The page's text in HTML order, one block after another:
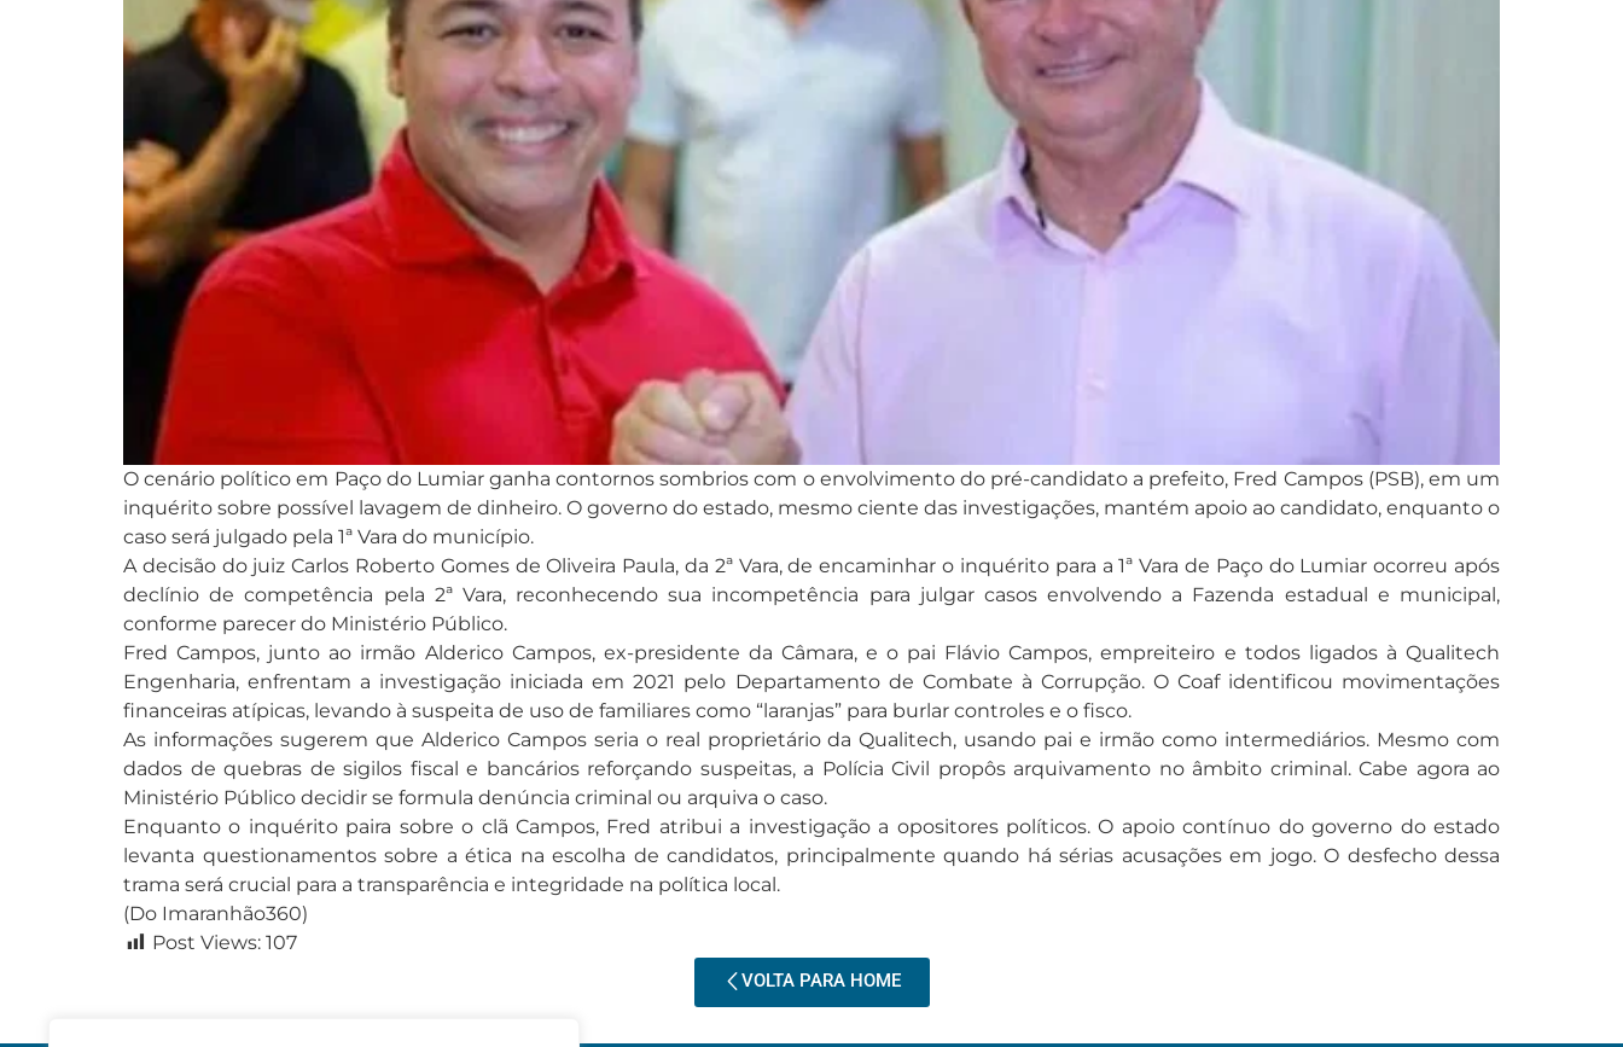
O cenário político em Paço do Lumiar ganha contornos sombrios com o envolvimento do pré-candidato a prefeito, Fred Campos (PSB), em um
inquérito sobre possível lavagem de dinheiro. O governo do estado, mesmo ciente das investigações, mantém apoio ao candidato, enquanto o
caso será julgado pela 1ª Vara do município.
A decisão do juiz Carlos Roberto Gomes de Oliveira Paula, da 2ª Vara, de encaminhar o inquérito para a 1ª Vara de Paço do Lumiar ocorreu após
declínio de competência pela 2ª Vara, reconhecendo sua incompetência para julgar casos envolvendo a Fazenda estadual e municipal,
conforme parecer do Ministério Público.
Fred Campos, junto ao irmão Alderico Campos, ex-presidente da Câmara, e o pai Flávio Campos, empreiteiro e todos ligados à Qualitech
Engenharia, enfrentam a investigação iniciada em 2021 pelo Departamento de Combate à Corrupção. O Coaf identificou movimentações
financeiras atípicas, levando à suspeita de uso de familiares como “laranjas” para burlar controles e o fisco.
As informações sugerem que Alderico Campos seria o real proprietário da Qualitech, usando pai e irmão como intermediários. Mesmo com
dados de quebras de sigilos fiscal e bancários reforçando suspeitas, a Polícia Civil propôs arquivamento no âmbito criminal. Cabe agora ao
Ministério Público decidir se formula denúncia criminal ou arquiva o caso.
Enquanto o inquérito paira sobre o clã Campos, Fred atribui a investigação a opositores políticos. O apoio contínuo do governo do estado
levanta questionamentos sobre a ética na escolha de candidatos, principalmente quando há sérias acusações em jogo. O desfecho dessa
trama será crucial para a transparência e integridade na política local.
(Do Imaranhão360)
Post Views: 107
VOLTA PARA HOME